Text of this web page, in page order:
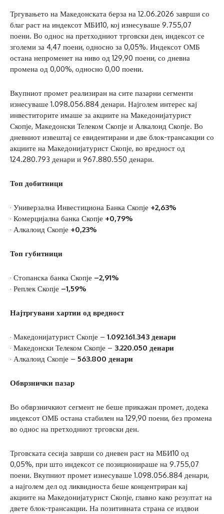
Тргувањето на Македонската берза на 12.06.2026 заврши со
благ раст на индексот МБИ10, кој изнесуваше 9.755,07
поени. Во однос на претходниот трговски ден, индексот се
зголеми за 4,47 поени, односно за 0,05%. Индексот ОМБ
остана непроменет на ниво од 129,90 поени, со дневна
промена од 0,00%, односно 0,00 поени.
Вкупниот промет реализиран на сите пазарни сегменти
изнесуваше 1.098.056.884 денари. Најголем интерес кај
инвеститорите имаше за акциите на Македонијатурист
Скопје, Македонски Телеком Скопје и Алкалоид Скопје. Во
дневниот извештај се евидентирани и две блок-трансакции со
акциите на Македонијатурист Скопје, во вредност од
124.280.793 денари и 967.880.550 денари.
Топ добитници
· Универзална Инвестициона Банка Скопје +2,63%
· Комерцијална банка Скопје +0,79%
· Алкалоид Скопје +0,23%
Топ губитници
· Стопанска банка Скопје –2,91%
· Реплек Скопје –1,59%
Најтргувани хартии од вредност
· Македонијатурист Скопје – 1.092.161.343 денари
· Македонски Телеком Скопје – 3.220.050 денари
· Алкалоид Скопје – 563.800 денари
Обврзнички пазар
Во обврзничкиот сегмент не беше прикажан промет, додека
индексот ОМБ остана стабилен на 129,90 поени, без промена
во однос на претходниот трговски ден.
Трговската сесија заврши со дневен раст на МБИ10 од
0,05%, при што индексот се позиционираше на 9.755,07
поени. Вкупниот промет изнесуваше 1.098.056.884 денари,
а најголем дел од ликвидноста беше концентриран кај
акциите на Македонијатурист Скопје, главно како резултат на
двете блок-трансакции. На позитивната страна се издвои